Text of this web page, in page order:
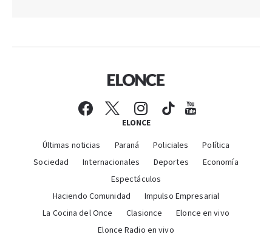
ELONCE
Últimas noticias Paraná Policiales
Política
Sociedad
Internacionales Deportes
Economía
Espectáculos
Haciendo Comunidad
Impulso Empresarial
La Cocina del Once
Clasionce
Elonce en vivo
Elonce Radio en vivo